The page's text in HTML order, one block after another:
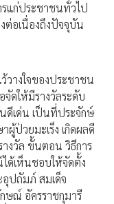
รแก่ประชาชนทั่วไป
อเนื่องถึงปัจจุบัน
วางใจของประชาชน
ดให้มีรางวัลระดับ
ดีเด่น เป็นที่ประจักษ์
ป่วยมะเร็ง เกิดผลดี
งวัล ขั้นตอน วิธีการ
ด้เห็นชอบให้จัดตั้ง
อุปถัมภ์ สมเด็จ
ษณ์ อัครราชกุมารี